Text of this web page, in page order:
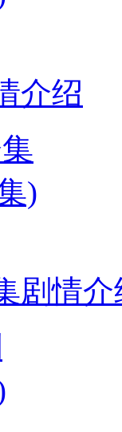
介绍
剧情介